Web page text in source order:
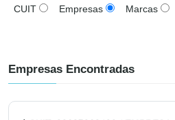
CUIT Empresas Marcas
Empresas Encontradas